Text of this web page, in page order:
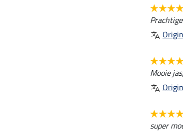
Mooie
super